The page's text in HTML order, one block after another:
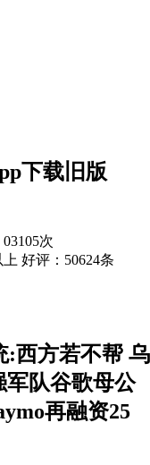
下载旧版
次
上 好评：50624条
:西方若不帮 乌
军队谷歌母公
再融资25